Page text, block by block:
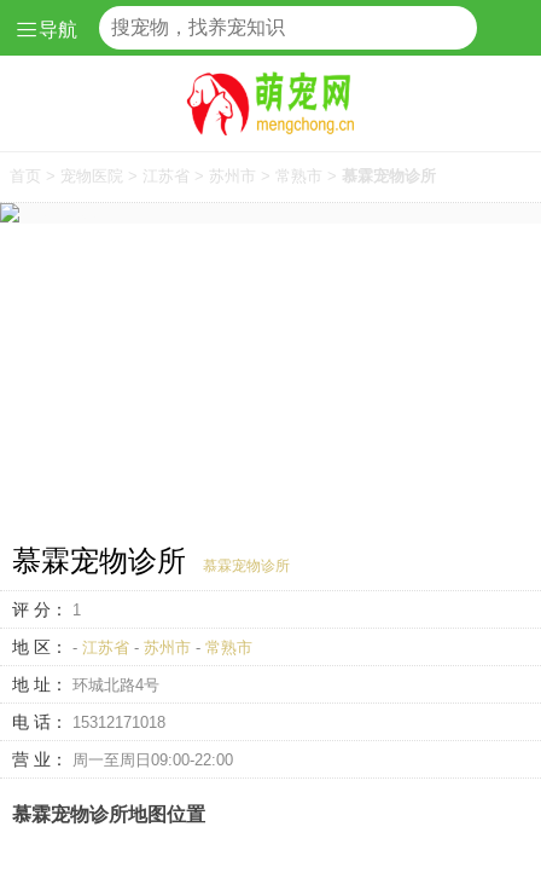
导航
首页 > 宠物医院 > 江苏省 > 苏州市 > 常熟市 > 慕霖宠物诊所
慕霖宠物诊所 慕霖宠物诊所
评 分： 1
地 区： - 江苏省 - 苏州市 - 常熟市
地 址： 环城北路4号
电 话： 15312171018
营 业： 周一至周日09:00-22:00
慕霖宠物诊所地图位置